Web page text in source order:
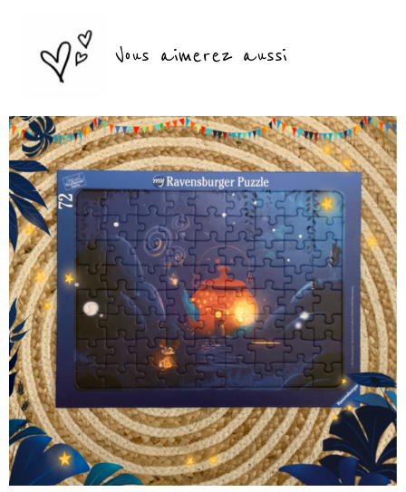
Vous aimerez aussi